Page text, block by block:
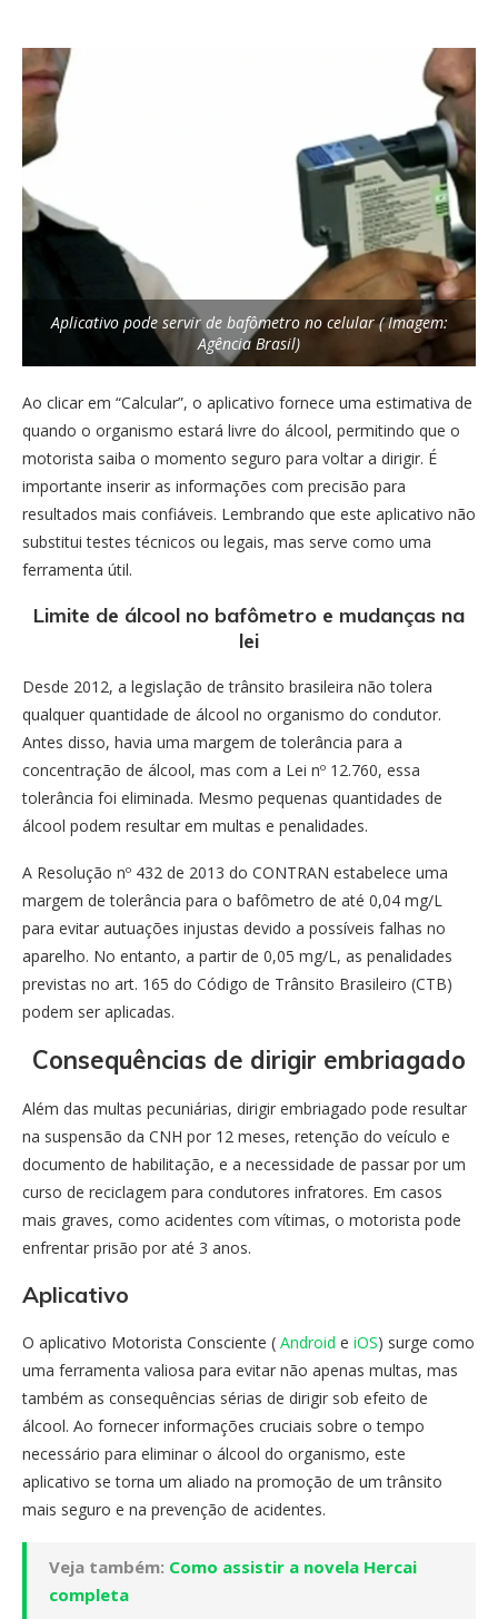
Aplicativo pode servir de bafômetro no celular ( Imagem:
Agência Brasil)
Ao clicar em “Calcular”, o aplicativo fornece uma estimativa de
quando o organismo estará livre do álcool, permitindo que o
motorista saiba o momento seguro para voltar a dirigir. É
importante inserir as informações com precisão para
resultados mais confiáveis. Lembrando que este aplicativo não
substitui testes técnicos ou legais, mas serve como uma
ferramenta útil.
Limite de álcool no bafômetro e mudanças na
lei
Desde 2012, a legislação de trânsito brasileira não tolera
qualquer quantidade de álcool no organismo do condutor.
Antes disso, havia uma margem de tolerância para a
concentração de álcool, mas com a Lei nº 12.760, essa
tolerância foi eliminada. Mesmo pequenas quantidades de
álcool podem resultar em multas e penalidades.
A Resolução nº 432 de 2013 do CONTRAN estabelece uma
margem de tolerância para o bafômetro de até 0,04 mg/L
para evitar autuações injustas devido a possíveis falhas no
aparelho. No entanto, a partir de 0,05 mg/L, as penalidades
previstas no art. 165 do Código de Trânsito Brasileiro (CTB)
podem ser aplicadas.
Consequências de dirigir embriagado
Além das multas pecuniárias, dirigir embriagado pode resultar
na suspensão da CNH por 12 meses, retenção do veículo e
documento de habilitação, e a necessidade de passar por um
curso de reciclagem para condutores infratores. Em casos
mais graves, como acidentes com vítimas, o motorista pode
enfrentar prisão por até 3 anos.
Aplicativo
O aplicativo Motorista Consciente ( Android e iOS) surge como
uma ferramenta valiosa para evitar não apenas multas, mas
também as consequências sérias de dirigir sob efeito de
álcool. Ao fornecer informações cruciais sobre o tempo
necessário para eliminar o álcool do organismo, este
aplicativo se torna um aliado na promoção de um trânsito
mais seguro e na prevenção de acidentes.
Veja também: Como assistir a novela Hercai
completa